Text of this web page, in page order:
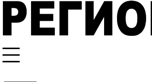
Перейти
содержимому